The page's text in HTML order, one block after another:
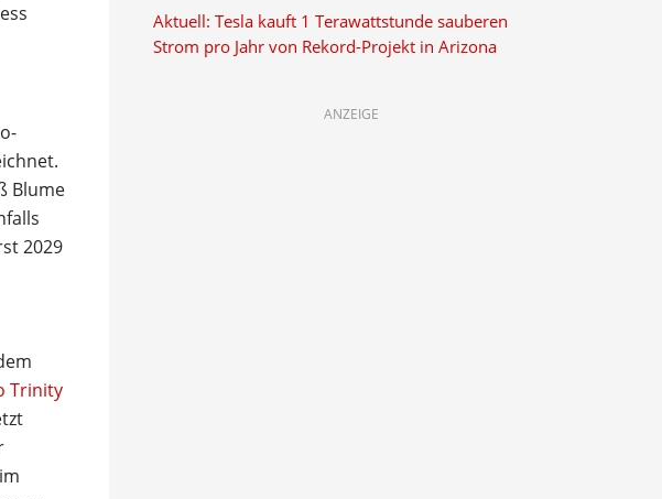
Blume
2029
Trinity
Aktuell: Tesla kauft 1 Terawattstunde sauberen
Strom pro Jahr von Rekord-Projekt in Arizona
ANZEIGE